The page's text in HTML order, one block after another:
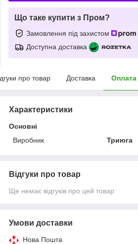
Що таке купити з Пром?
Замовлення під захистом
Доступна доставка
про товар Доставка Оплата
Характеристики
Основні
Виробник
Триюга
Відгуки про товар
Ще немає відгуків про цей товар
Умови доставки
Нова Пошта